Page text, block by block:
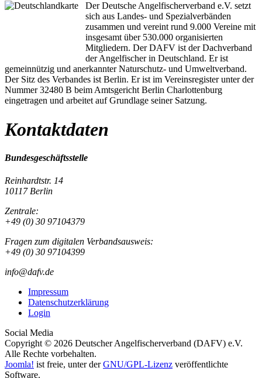
Der Deutsche Angelfischerverband e.V. setzt
sich aus Landes- und Spezialverbänden
zusammen und vereint rund 9.000 Vereine mit
insgesamt über 530.000 organisierten
Mitgliedern. Der DAFV ist der Dachverband
der Angelfischer in Deutschland. Er ist
gemeinnützig und anerkannter Naturschutz- und Umweltverband.
Der Sitz des Verbandes ist Berlin. Er ist im Vereinsregister unter der
Nummer 32480 B beim Amtsgericht Berlin Charlottenburg
eingetragen und arbeitet auf Grundlage seiner Satzung.
Kontaktdaten
Bundesgeschäftsstelle
Reinhardtstr. 14
10117 Berlin
Zentrale:
+49 (0) 30 97104379
Fragen zum digitalen Verbandsausweis:
+49 (0) 30 97104399
info@dafv.de
Impressum
Datenschutzerklärung
Login
Social Media
Copyright © 2026 Deutscher Angelfischerverband (DAFV) e.V.
Alle Rechte vorbehalten.
Joomla! ist freie, unter derGNU/GPL-Lizenz veröffentlichte
Software.